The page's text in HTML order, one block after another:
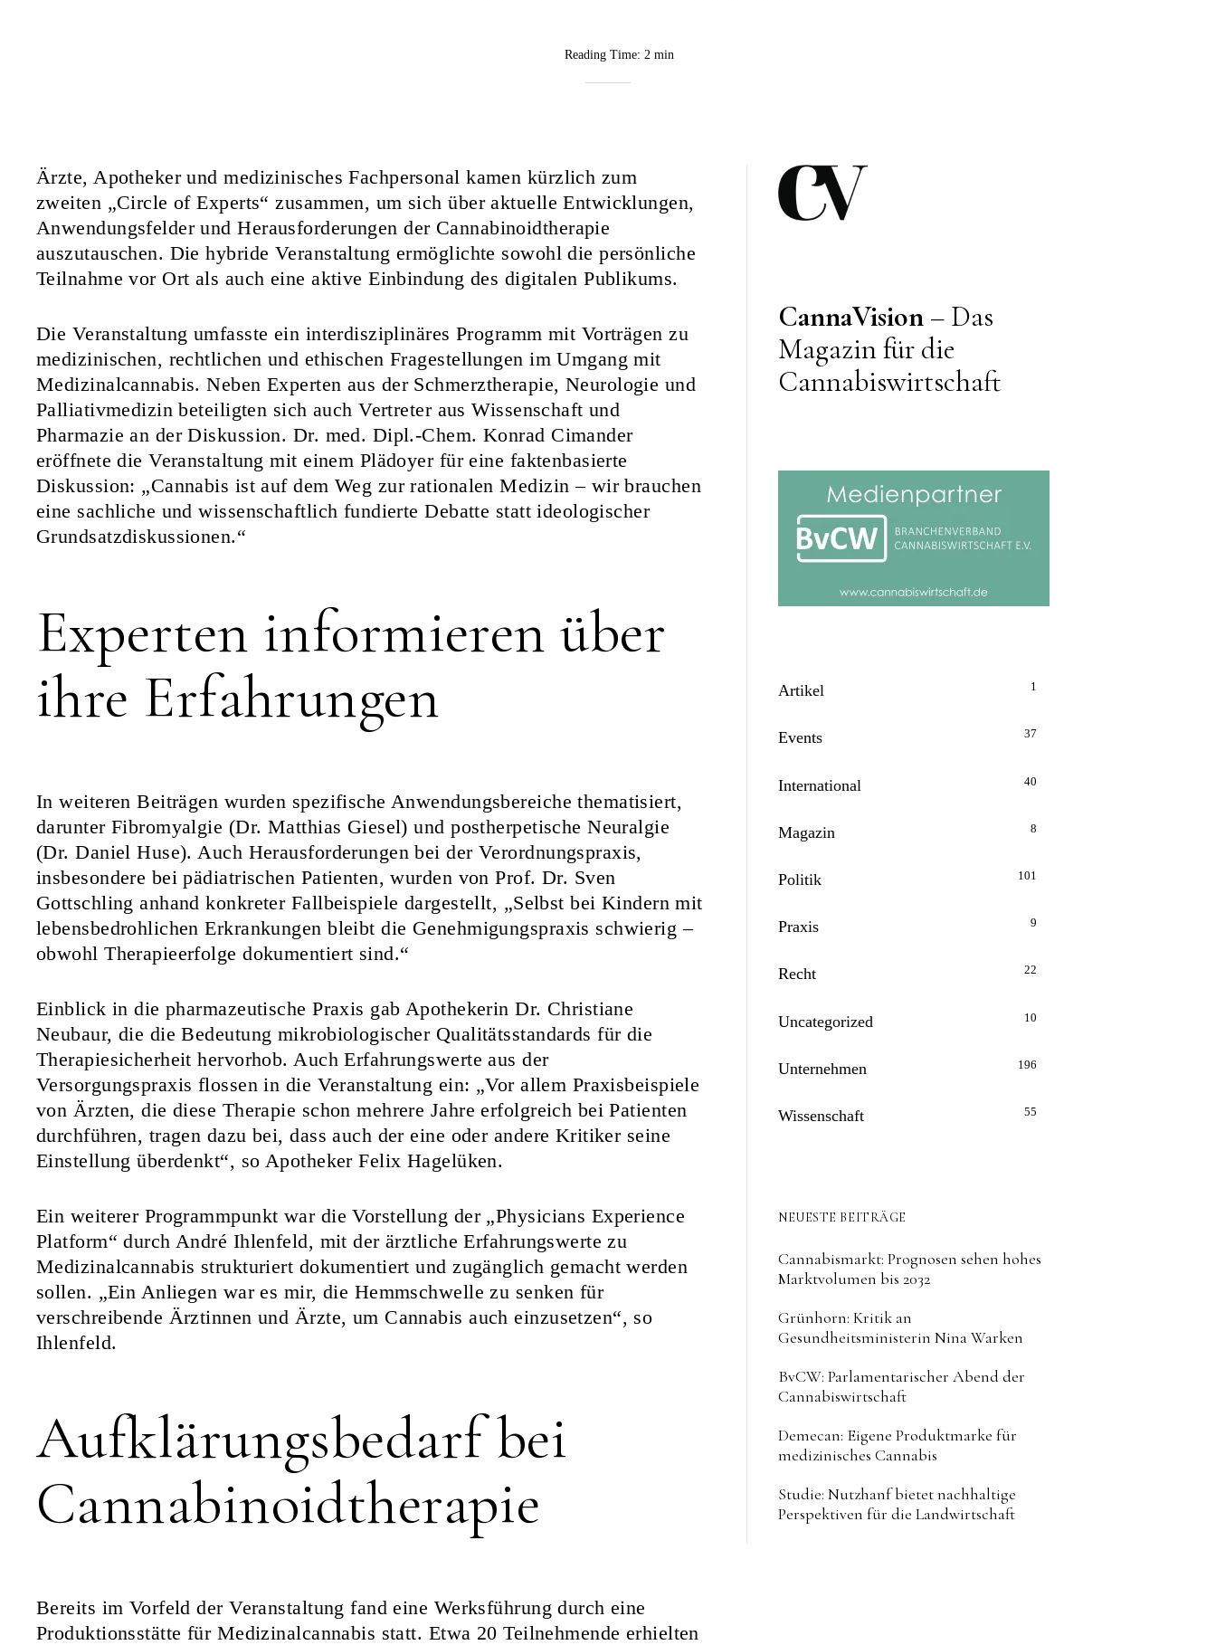
Reading Time: 2 min
Ärzte, Apotheker und medizinisches Fachpersonal kamen kürzlich zum
zweiten „Circle of Experts“ zusammen, um sich über aktuelle Entwicklungen,
Anwendungsfelder und Herausforderungen der Cannabinoidtherapie
auszutauschen. Die hybride Veranstaltung ermöglichte sowohl die persönliche
Teilnahme vor Ort als auch eine aktive Einbindung des digitalen Publikums.
Die Veranstaltung umfasste ein interdisziplinäres Programm mit Vorträgen zu
medizinischen, rechtlichen und ethischen Fragestellungen im Umgang mit
Medizinalcannabis. Neben Experten aus der Schmerztherapie, Neurologie und
Palliativmedizin beteiligten sich auch Vertreter aus Wissenschaft und
Pharmazie an der Diskussion. Dr. med. Dipl.-Chem. Konrad Cimander
eröffnete die Veranstaltung mit einem Plädoyer für eine faktenbasierte
Diskussion: „Cannabis ist auf dem Weg zur rationalen Medizin – wir brauchen
eine sachliche und wissenschaftlich fundierte Debatte statt ideologischer
Grundsatzdiskussionen.“
Experten informieren über
ihre Erfahrungen
In weiteren Beiträgen wurden spezifische Anwendungsbereiche thematisiert,
darunter Fibromyalgie (Dr. Matthias Giesel) und postherpetische Neuralgie
(Dr. Daniel Huse). Auch Herausforderungen bei der Verordnungspraxis,
insbesondere bei pädiatrischen Patienten, wurden von Prof. Dr. Sven
Gottschling anhand konkreter Fallbeispiele dargestellt, „Selbst bei Kindern mit
lebensbedrohlichen Erkrankungen bleibt die Genehmigungspraxis schwierig –
obwohl Therapieerfolge dokumentiert sind.“
Einblick in die pharmazeutische Praxis gab Apothekerin Dr. Christiane
Neubaur, die die Bedeutung mikrobiologischer Qualitätsstandards für die
Therapiesicherheit hervorhob. Auch Erfahrungswerte aus der
Versorgungspraxis flossen in die Veranstaltung ein: „Vor allem Praxisbeispiele
von Ärzten, die diese Therapie schon mehrere Jahre erfolgreich bei Patienten
durchführen, tragen dazu bei, dass auch der eine oder andere Kritiker seine
Einstellung überdenkt“, so Apotheker Felix Hagelüken.
Ein weiterer Programmpunkt war die Vorstellung der „Physicians Experience
Platform“ durch André Ihlenfeld, mit der ärztliche Erfahrungswerte zu
Medizinalcannabis strukturiert dokumentiert und zugänglich gemacht werden
sollen. „Ein Anliegen war es mir, die Hemmschwelle zu senken für
verschreibende Ärztinnen und Ärzte, um Cannabis auch einzusetzen“, so
Ihlenfeld.
Aufklärungsbedarf bei
Cannabinoidtherapie
Bereits im Vorfeld der Veranstaltung fand eine Werksführung durch eine
Produktionsstätte für Medizinalcannabis statt. Etwa 20 Teilnehmende erhielten
CannaVision – Das
Magazin für die
Cannabiswirtschaft
Artikel 1
Events 37
International 40
Magazin 8
Politik 101
Praxis 9
Recht 22
Uncategorized 10
Unternehmen 196
Wissenschaft 55
NEUESTE BEITRÄGE
Cannabismarkt: Prognosen sehen hohes
Marktvolumen bis 2032
Grünhorn: Kritik an
Gesundheitsministerin Nina Warken
BvCW: Parlamentarischer Abend der
Cannabiswirtschaft
Demecan: Eigene Produktmarke für
medizinisches Cannabis
Studie: Nutzhanf bietet nachhaltige
Perspektiven für die Landwirtschaft